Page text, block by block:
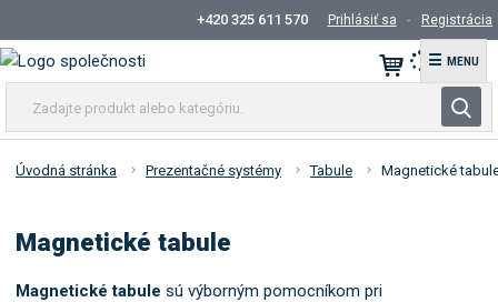
+420 325 611 570 Prihlásiť sa Registrácia
d
a
r
y
h
☰
Úvodná stránka Prezentačné systémy Tabule Magnetické
Magnetické tabule
Magnetické tabule sú výborným pomocníkom pri